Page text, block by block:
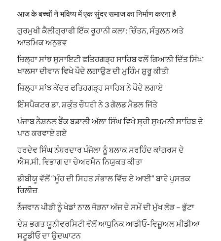
आज के बच्चों ने भविष्य में एक सुंदर समाज का निर्माण करना है
ਗੁਰਮੁਖੀ ਕੈਲੀਗ੍ਰਾਫੀ ਇੱਕ ਰੂਹਾਨੀ ਕਲਾ: ਚਿੰਤਨ, ਸੰਤੁਲਨ ਅਤੇ
ਆਤਮਿਕ ਅਨੁਭਵ
ਜ਼ਿਲ੍ਹਾ ਸਾਂਝ ਸੁਸਾਇਟੀ ਫਤਿਹਗੜ੍ਹ ਸਾਹਿਬ ਵਲੋਂ ਗਿਆਨੀ ਦਿੱਤ ਸਿੰਘ
ਖਾਲਸਾ ਦੀਵਾਨ ਵਿਖੇ ਪੌਦੇ ਲਗਾਉਣ ਦੀ ਮੁਹਿੰਮ ਸ਼ੁਰੂ ਕੀਤੀ
ਜ਼ਿਲ੍ਹਾ ਸਾਂਝ ਕੇਂਦਰ ਫਤਿਹਗੜ੍ਹ ਸਾਹਿਬ ਨੇ ਪੌਦੇ ਲਗਾਏ
ਇੰਸਪੈਕਟਰ ਡਾ. ਸ਼ਕੁੰਤ ਚੌਧਰੀ ਨੇ 3 ਗੋਲਡ ਮੈਡਲ ਜਿੱਤੇ
ਪੰਜਾਬ ਨੈਸ਼ਨਲ ਬੈਂਕ ਬਡਾਲੀ ਅੱਲਾ ਸਿੰਘ ਵਿਖੇ ਸ੍ਰੀ ਸੁਖਮਨੀ ਸਾਹਿਬ ਦੇ
ਪਾਠ ਕਰਵਾਏ ਗਏ
ਹਰਦੇਵ ਸਿੰਘ ਨੰਬਰਦਾਰ ਪੰਜੋਲਾ ਨੂੰ ਬਲਾਕ ਸਰਹਿੰਦ ਕਾਂਗਰਸ ਦੇ
ਐਸ.ਸੀ. ਵਿਭਾਗ ਦਾ ਚੇਅਰਮੈਨ ਨਿਯੁਕਤ ਕੀਤਾ
ਡੀਬੀਯੂ ਵੱਲੋਂ “ਮੂੰਹ ਦੀ ਸਿਹਤ ਸੰਭਾਲ ਵਿੱਚ ਏ ਆਈ” ਬਾਰੇ ਪੁਸਤਕ
ਰਿਲੀਜ਼
ਨੌਜਵਾਨ ਪੀੜੀ ਨੂੰ ਖੇਡਾਂ ਨਾਲ ਜੋੜਨਾ ਅੱਜ ਦੇ ਸਮੇਂ ਦੀ ਮੁੱਖ ਲੋੜ – ਭੁੱਟਾ
ਦੇਸ਼ ਭਗਤ ਯੂਨੀਵਰਸਿਟੀ ਵੱਲੋਂ ਆਧੁਨਿਕ ਆਡੀਓ-ਵਿਜ਼ੂਅਲ ਮੀਡੀਆ
ਸਟੂਡੀਓ ਦਾ ਉਦਘਾਟਨ